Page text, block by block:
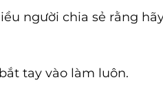
người chia sẻ rằng
tay vào làm luôn.